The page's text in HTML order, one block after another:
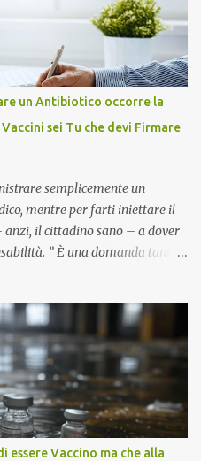
un Antibiotico occorre la
sei Tu che devi Firmare
semplicemente un
mentre per farti iniettare il
il cittadino sano – a dover
” È una domanda tanto
scuotere chiunque abbia
la propria testa. Per il vaccino
condizionata,
mai utilizzate prima su
e di discussione
La tua. Lo si somministra
fattori di rischio, spesso già
essere Vaccino ma che alla